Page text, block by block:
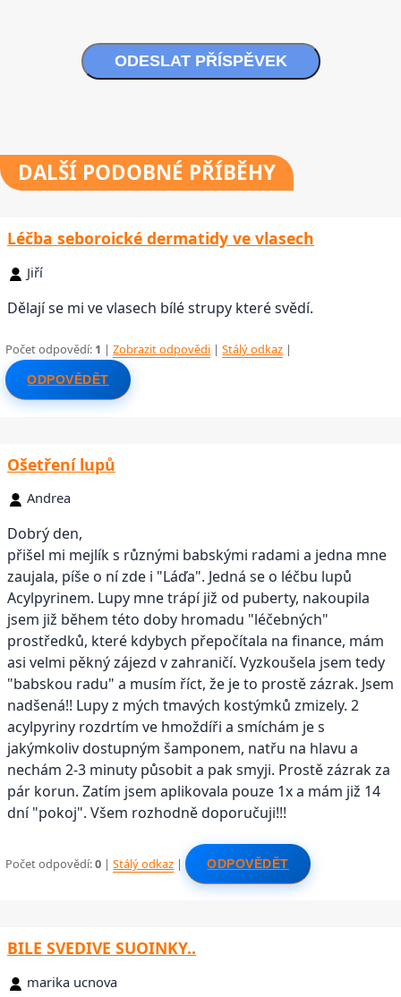
ODESLAT PŘÍSPĚVEK
DALŠÍ PODOBNÉ PŘÍBĚHY
Léčba seboroické dermatidy ve vlasech
Jiří
Dělají se mi ve vlasech bílé strupy které svědí.
Počet odpovědí: 1 |Zobrazit odpovědi |Stálý odkaz |
ODPOVĚDĚT
Ošetření lupů
Andrea
Dobrý den,
přišel mi mejlík s různými babskými radami a jedna mne
zaujala, píše o ní zde i "Láďa". Jedná se o léčbu lupů
Acylpyrinem. Lupy mne trápí již od puberty, nakoupila
jsem již během této doby hromadu "léčebných"
prostředků, které kdybych přepočítala na finance, mám
asi velmi pěkný zájezd v zahraničí. Vyzkoušela jsem tedy
"babskou radu" a musím říct, že je to prostě zázrak. Jsem
nadšená!! Lupy z mých tmavých kostýmků zmizely. 2
acylpyriny rozdrtím ve hmoždíři a smíchám je s
jakýmkoliv dostupným šamponem, natřu na hlavu a
nechám 2-3 minuty působit a pak smyji. Prostě zázrak za
pár korun. Zatím jsem aplikovala pouze 1x a mám již 14
dní "pokoj". Všem rozhodně doporučuji!!!
Počet odpovědí:0 |Stálý odkaz | ODPOVĚDĚT
BILE SVEDIVE SUOINKY..
marika ucnova